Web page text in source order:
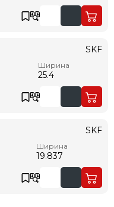
Ширина
25.4
SKF
Ширина
19.837
SKF